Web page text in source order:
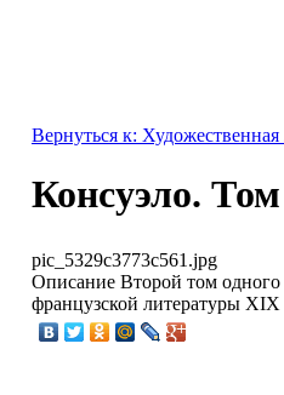
Вернуться к: Художественная
Консуэло.
pic_5329c3773c561.jpg
Описание Второй том одного
французской литературы